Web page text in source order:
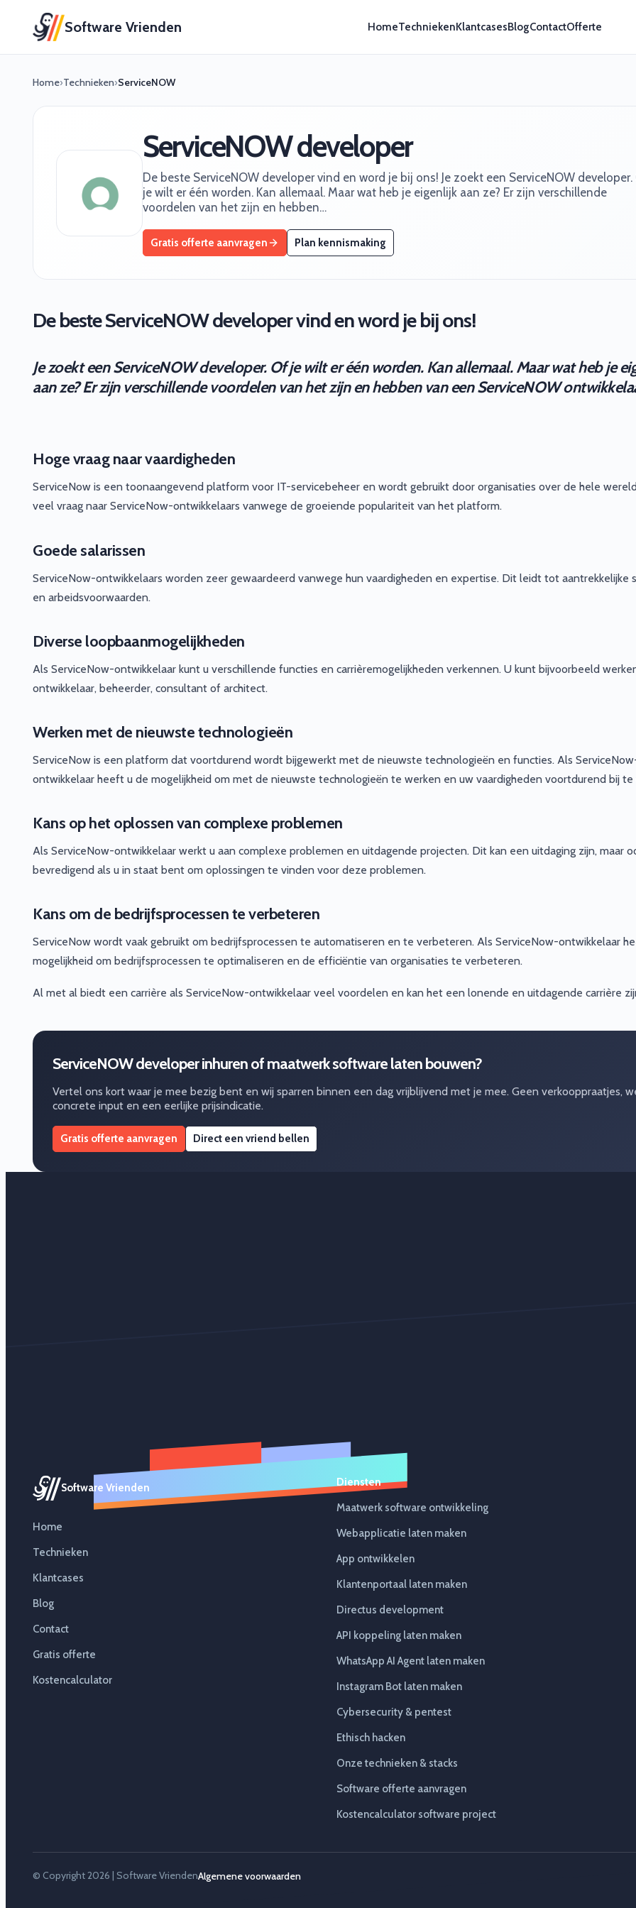
Software Vrienden HomeTechniekenKlantcasesBlogContactOfferte
Home›Technieken›ServiceNOW
ServiceNOW developer
De beste ServiceNOW developer vind en word je bij ons! Je zoekt een ServiceNOW developer.
je wilt er één worden. Kan allemaal. Maar wat heb je eigenlijk aan ze? Er zijn verschillende
voordelen van het zijn en hebben…
Gratis offerte aanvragen Plan kennismaking
De beste ServiceNOW developer vind en word je bij ons!
Je zoekt een ServiceNOW developer. Of je wilt er één worden. Kan allemaal. Maar wat heb je
aan ze? Er zijn verschillende voordelen van het zijn en hebben van een ServiceNOW
Hoge vraag naar vaardigheden
ServiceNow is een toonaangevend platform voor IT-servicebeheer en wordt gebruikt door organisaties over de hele
veel vraag naar ServiceNow-ontwikkelaars vanwege de groeiende populariteit van het platform.
Goede salarissen
ServiceNow-ontwikkelaars worden zeer gewaardeerd vanwege hun vaardigheden en expertise. Dit leidt tot aantrekkelijke
en arbeidsvoorwaarden.
Diverse loopbaanmogelijkheden
Als ServiceNow-ontwikkelaar kunt u verschillende functies en carrièremogelijkheden verkennen. U kunt bijvoorbeeld
ontwikkelaar, beheerder, consultant of architect.
Werken met de nieuwste technologieën
ServiceNow is een platform dat voortdurend wordt bijgewerkt met de nieuwste technologieën en functies. Als
ontwikkelaar heeft u de mogelijkheid om met de nieuwste technologieën te werken en uw vaardigheden voortdurend bij te
Kans op het oplossen van complexe problemen
Als ServiceNow-ontwikkelaar werkt u aan complexe problemen en uitdagende projecten. Dit kan een uitdaging zijn, maar
bevredigend als u in staat bent om oplossingen te vinden voor deze problemen.
Kans om de bedrijfsprocessen te verbeteren
ServiceNow wordt vaak gebruikt om bedrijfsprocessen te automatiseren en te verbeteren. Als ServiceNow-ontwikkelaar
mogelijkheid om bedrijfsprocessen te optimaliseren en de efficiëntie van organisaties te verbeteren.
Al met al biedt een carrière als ServiceNow-ontwikkelaar veel voordelen en kan het een lonende en uitdagende carrière
ServiceNOW developer inhuren of maatwerk software laten bouwen?
Vertel ons kort waar je mee bezig bent en wij sparren binnen een dag vrijblijvend met je mee. Geen verkooppraatjes,
concrete input en een eerlijke prijsindicatie.
Gratis offerte aanvragen Direct een vriend bellen
Software Vrienden
Home
Technieken
Klantcases
Blog
Contact
Gratis offerte
Kostencalculator
Diensten
Maatwerk software ontwikkeling
Webapplicatie laten maken
App ontwikkelen
Klantenportaal laten maken
Directus development
API koppeling laten maken
WhatsApp AI Agent laten maken
Instagram Bot laten maken
Cybersecurity & pentest
Ethisch hacken
Onze technieken & stacks
Software offerte aanvragen
Kostencalculator software project
© Copyright 2026 | Software VriendenAlgemene voorwaarden